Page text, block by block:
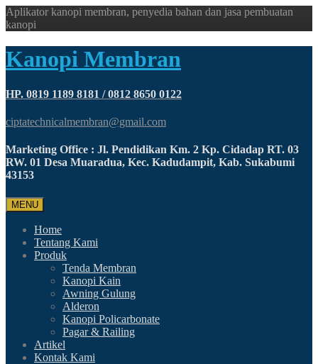
Aplikator kanopi membran, penyedia bahan dan jasa pembuatan
kanopi
Kanopi Membran
HP. 0819 1189 8181 / 0812 8650 0122
ciptatechnicalmembran@gmail.com
Marketing Office : Jl. Pendidikan Km. 2 Kp. Cidadap RT. 03
RW. 01 Desa Muaradua, Kec. Kadudampit, Kab. Sukabumi
43153
MENU
Home
Tentang Kami
Produk
Tenda Membran
Kanopi Kain
Awning Gulung
Alderon
Kanopi Policarbonate
Pagar & Railing
Artikel
Kontak Kami